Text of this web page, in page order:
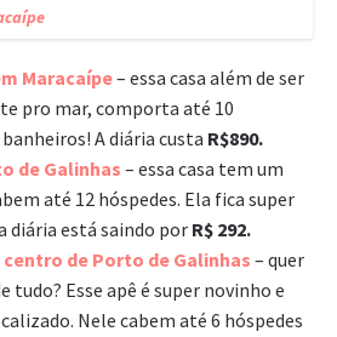
Maracaípe– essa casa além de ser
pro mar, comporta até 10
A diária custa R$890.
de Galinhas – essa casa tem um
até 12 hóspedes. Ela fica super
diária está saindo por R$ 292.
de Porto de Galinhas – quer
tudo? Esse apê é super novinho e
Nele cabem até 6 hóspedes